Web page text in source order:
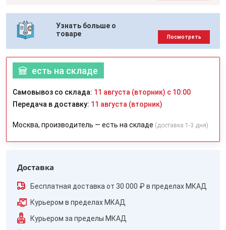
Узнать больше о
товаре
Посмотреть
есть на складе
Самовывоз со склада: 11 августа (вторник) с 10:00
Передача в доставку: 11 августа (вторник)
Москва, производитель — есть на складе (доставка 1-3 дня)
Доставка
Бесплатная доставка от 30 000 ₽ в пределах МКАД
Курьером в пределах МКАД
Курьером за пределы МКАД